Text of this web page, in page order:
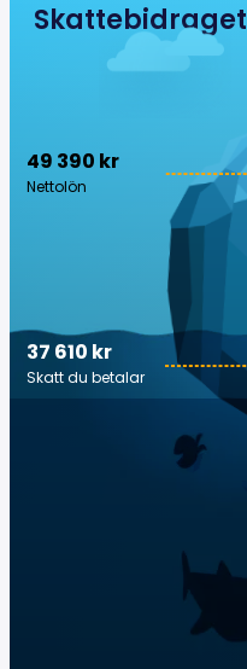
Skattebidraget
49 390 kr
Nettolön
37 610 kr
Skatt du betalar